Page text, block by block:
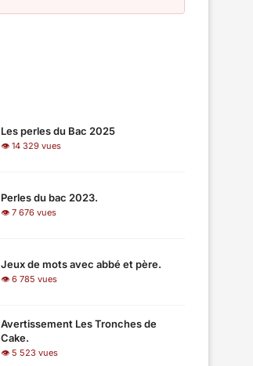
Les perles du Bac 2025
👁 14 329 vues
Perles du bac 2023.
👁 7 676 vues
Jeux de mots avec abbé et père.
👁 6 785 vues
Avertissement Les Tronches de
Cake.
👁 5 523 vues